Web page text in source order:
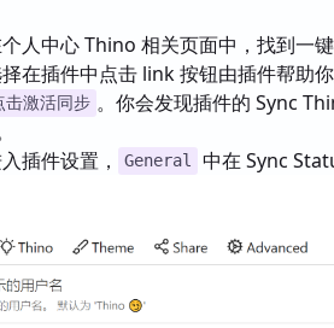
个人中心 Thino 相关页面中，找到一
在插件中点击 link 按钮由插件帮助
击激活同步 。你会发现插件的 Sync
插件设置，
General 中在 Sync